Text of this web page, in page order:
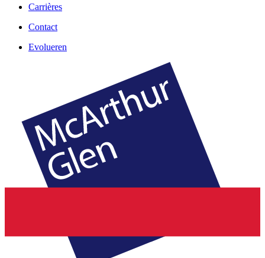
Carrières
Contact
Evolueren